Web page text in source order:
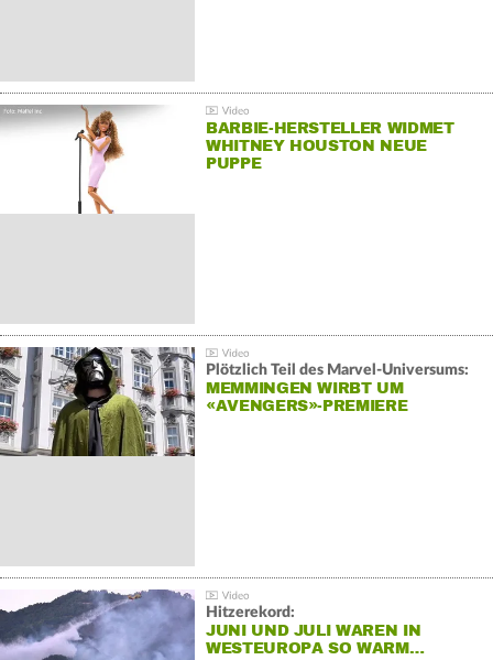
BARBIE-HERSTELLER WIDMET
WHITNEY HOUSTON NEUE
PUPPE
Plötzlich Teil des Marvel-Universums:
MEMMINGEN WIRBT UM
«AVENGERS»-PREMIERE
Hitzerekord:
JUNI UND JULI WAREN IN
WESTEUROPA SO WARM…